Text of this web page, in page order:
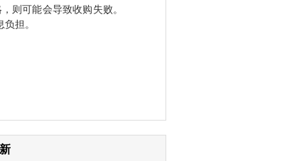
则可能会导致收购失败。
担。